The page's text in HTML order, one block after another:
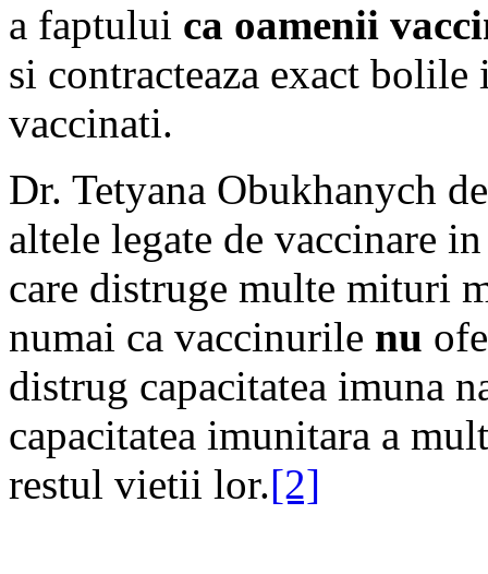
a faptului ca oamenii
si contracteaza exact
vaccinati.
Dr. Tetyana Obukhanych
altele legate de vaccinare
care distruge multe mituri
numai ca vaccinurile nu
distrug capacitatea imuna
capacitatea imunitara a
restul vietii lor.[2]